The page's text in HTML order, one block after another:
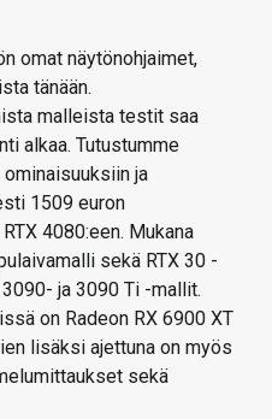
omat näytönohjaimet,
tänään.
malleista testit saa
alkaa. Tutustumme
ja
1509 euron
4080:een. Mukana
sekä RTX 30 -
ja 3090 Ti -mallit.
on Radeon RX 6900 XT
lisäksi ajettuna on myös
sekä